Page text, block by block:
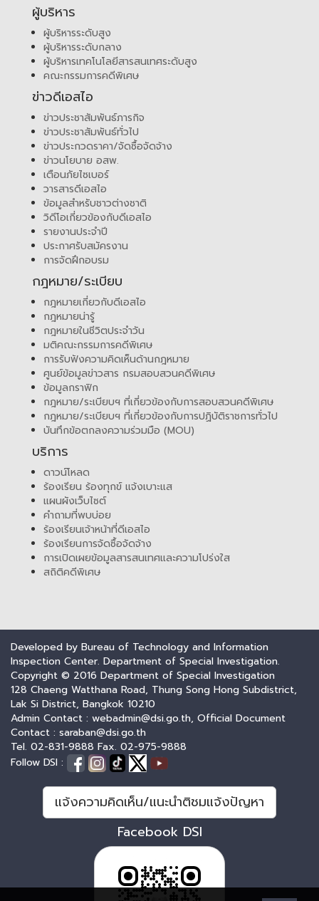
ผู้บริหาร
ผู้บริหารระดับสูง
ผู้บริหารระดับกลาง
ผู้บริหารเทคโนโลยีสารสนเทศระดับสูง
คณะกรรมการคดีพิเศษ
ข่าวดีเอสไอ
ข่าวประชาสัมพันธ์ภารกิจ
ข่าวประชาสัมพันธ์ทั่วไป
ข่าวประกวดราคา/จัดซื้อจัดจ้าง
ข่าวนโยบาย อสพ.
เตือนภัยไซเบอร์
วารสารดีเอสไอ
ข้อมูลสำหรับชาวต่างชาติ
วิดีโอเกี่ยวข้องกับดีเอสไอ
รายงานประจำปี
ประกาศรับสมัครงาน
การจัดฝึกอบรม
กฎหมาย/ระเบียบ
กฎหมายเกี่ยวกับดีเอสไอ
กฎหมายน่ารู้
กฎหมายในชีวิตประจำวัน
มติคณะกรรมการคดีพิเศษ
การรับฟังความคิดเห็นด้านกฎหมาย
ศูนย์ข้อมูลข่าวสาร กรมสอบสวนคดีพิเศษ
ข้อมูลกราฟิก
กฎหมาย/ระเบียบฯ ที่เกี่ยวข้องกับการสอบสวนคดีพิเศษ
กฎหมาย/ระเบียบฯ ที่เกี่ยวข้องกับการปฏิบัติราชการทั่วไป
บันทึกข้อตกลงความร่วมมือ (MOU)
บริการ
ดาวน์โหลด
ร้องเรียน ร้องทุกข์ แจ้งเบาะแส
แผนผังเว็บไซต์
คำถามที่พบบ่อย
ร้องเรียนเจ้าหน้าที่ดีเอสไอ
ร้องเรียนการจัดซื้อจัดจ้าง
การเปิดเผยข้อมูลสารสนเทศและความโปร่งใส
สถิติคดีพิเศษ
Developed by Bureau of Technology and Information
Inspection Center. Department of Special Investigation.
Copyright © 2016 Department of Special Investigation
128 Chaeng Watthana Road, Thung Song Hong Subdistrict,
Lak Si District, Bangkok 10210
Admin Contact : webadmin@dsi.go.th, Official Document
Contact : saraban@dsi.go.th
Tel. 02-831-9888 Fax. 02-975-9888
Follow DSI :
แจ้งความคิดเห็น/แนะนำติชมแจ้งปัญหา
Facebook DSI